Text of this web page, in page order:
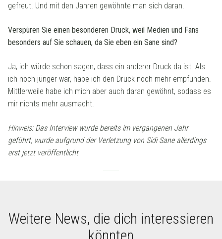
gefreut. Und mit den Jahren gewöhnte man sich daran.
Verspüren Sie einen besonderen Druck, weil Medien und Fans
besonders auf Sie schauen, da Sie eben ein Sane sind?
Ja, ich würde schon sagen, dass ein anderer Druck da ist. Als
ich noch jünger war, habe ich den Druck noch mehr empfunden.
Mittlerweile habe ich mich aber auch daran gewöhnt, sodass es
mir nichts mehr ausmacht.
Hinweis: Das Interview wurde bereits im vergangenen Jahr
geführt, wurde aufgrund der Verletzung von Sidi Sane allerdings
erst jetzt veröffentlicht
Weitere News, die dich interessieren
könnten